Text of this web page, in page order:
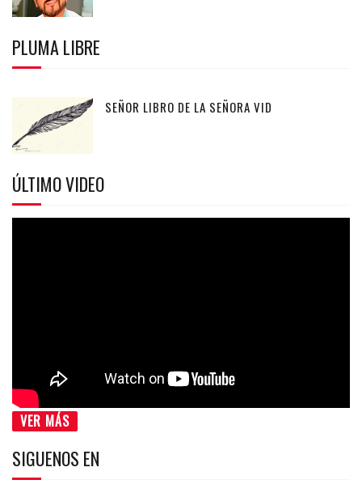
PLUMA LIBRE
SEÑOR LIBRO DE LA SEÑORA VID
ÚLTIMO VIDEO
VER MÁS
SIGUENOS EN